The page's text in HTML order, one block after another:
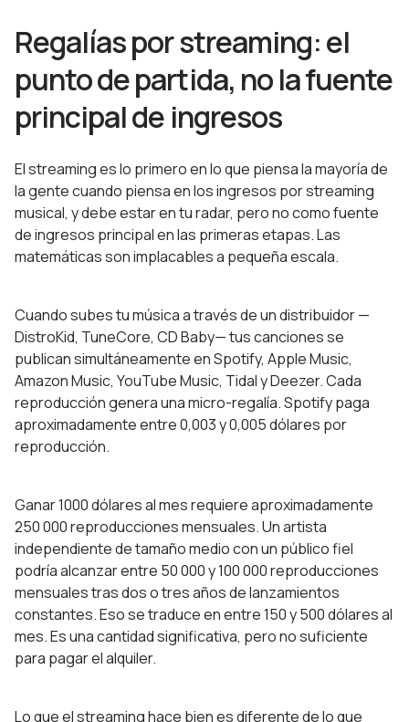
Regalías por streaming: el
punto de partida, no la fuente
principal de ingresos
El streaming es lo primero en lo que piensa la mayoría de
la gente cuando piensa en los ingresos por streaming
musical, y debe estar en tu radar, pero no como fuente
de ingresos principal en las primeras etapas. Las
matemáticas son implacables a pequeña escala.
Cuando subes tu música a través de un distribuidor —
DistroKid, TuneCore, CD Baby— tus canciones se
publican simultáneamente en Spotify, Apple Music,
Amazon Music, YouTube Music, Tidal y Deezer. Cada
reproducción genera una micro-regalía. Spotify paga
aproximadamente entre 0,003 y 0,005 dólares por
reproducción.
Ganar 1000 dólares al mes requiere aproximadamente
250 000 reproducciones mensuales. Un artista
independiente de tamaño medio con un público fiel
podría alcanzar entre 50 000 y 100 000 reproducciones
mensuales tras dos o tres años de lanzamientos
constantes. Eso se traduce en entre 150 y 500 dólares al
mes. Es una cantidad significativa, pero no suficiente
para pagar el alquiler.
Lo que el streaming hace bien es diferente de lo que